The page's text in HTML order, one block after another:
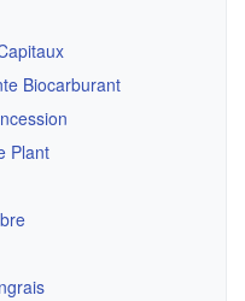
Biocarburant
Plant